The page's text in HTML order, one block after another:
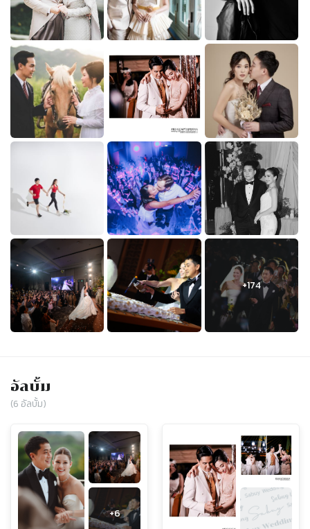
อัลบั้ม
(6 อัลบั้ม)
+6